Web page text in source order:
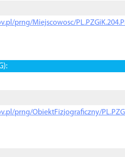
prng/Miejscowosc/
prng/ObiektFizjograficzny/